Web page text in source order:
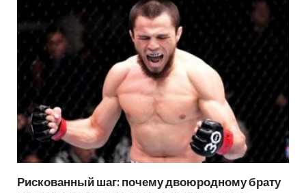
Рискованный шаг: почему двоюродному брату